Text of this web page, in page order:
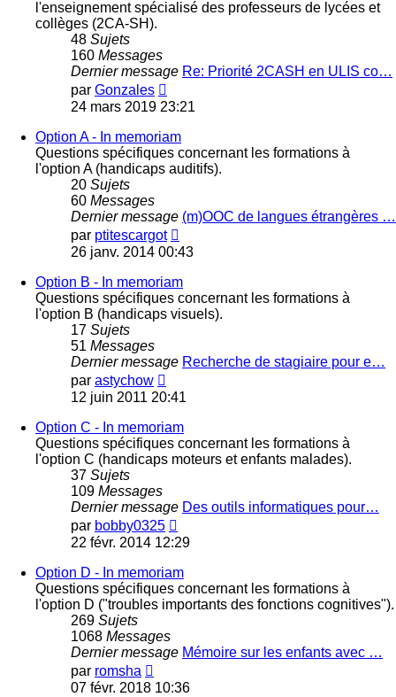
l'enseignement spécialisé des professeurs de lycées et
collèges (2CA-SH).
48 Sujets
160 Messages
Dernier message Re: Priorité 2CASH en ULIS co…
par Gonzales
le
message
24 mars 2019 23:21
Option A - In memoriam
Questions spécifiques concernant les formations à
l'option A (handicaps auditifs).
20 Sujets
60 Messages
Dernier message (m)OOC de langues étrangères …
par ptitescargot
le
message
26 janv. 2014 00:43
Option B - In memoriam
Questions spécifiques concernant les formations à
l'option B (handicaps visuels).
17 Sujets
51 Messages
Dernier message Recherche de stagiaire pour e…
par astychow
le
message
12 juin 2011 20:41
Option C - In memoriam
Questions spécifiques concernant les formations à
l'option C (handicaps moteurs et enfants malades).
37 Sujets
109 Messages
Dernier message Des outils informatiques pour…
par bobby0325
le
message
22 févr. 2014 12:29
Option D - In memoriam
Questions spécifiques concernant les formations à
l'option D ("troubles importants des fonctions cognitives").
269 Sujets
1068 Messages
Dernier message Mémoire sur les enfants avec …
par romsha
le
07 févr. 2018 10:36